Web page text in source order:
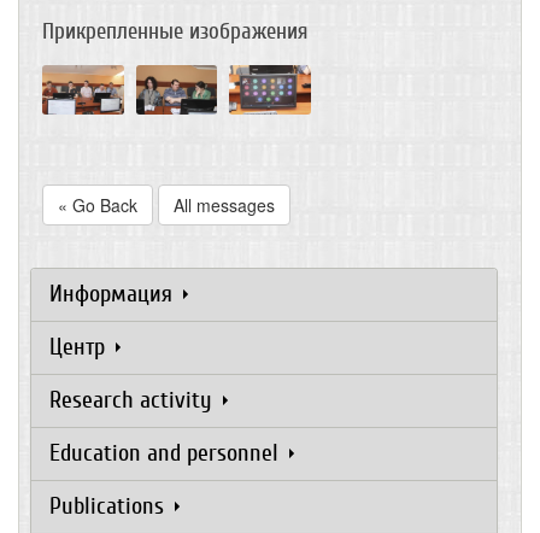
Прикрепленные изображения
« Go Back All messages
Информация
Центр
Research activity
Education and personnel
Publications